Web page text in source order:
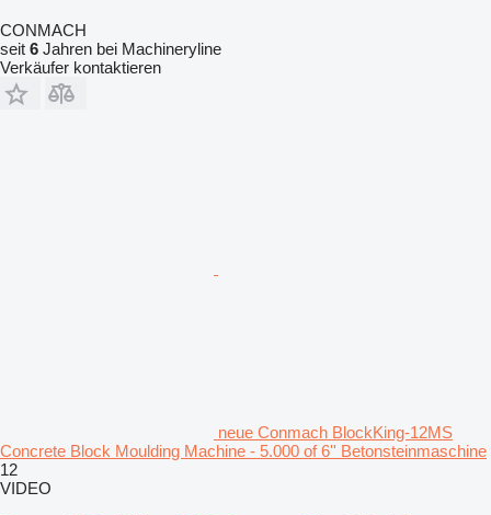
CONMACH
seit 6 Jahren bei Machineryline
Verkäufer kontaktieren
neue Conmach BlockKing-12MS
Concrete Block Moulding Machine - 5.000 of 6'' Betonsteinmaschine
12
VIDEO